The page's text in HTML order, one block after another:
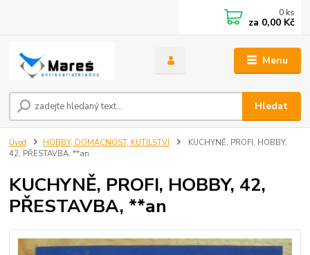
Menu
Hledat
0 ks
za 0,00 Kč
Úvod HOBBY, DOMÁCNOST, KUTILSTVÍ
KUCHYNĚ, PROFI, HOBBY,
42, PŘESTAVBA, **an
KUCHYNĚ, PROFI, HOBBY, 42,
PŘESTAVBA, **an